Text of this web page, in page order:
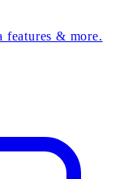
features & more.